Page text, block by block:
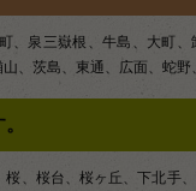
、泉三嶽根、牛島、大町
、茨島、東通、広面、蛇野
、桜台、桜ヶ丘、下北手